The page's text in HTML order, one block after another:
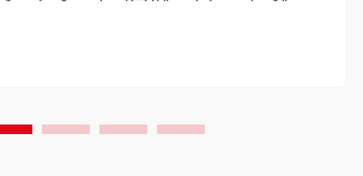
ါသည်။ အိမ်သုံးပစ္စည်းအားလုံးအနက် အိပ်ရာ
သည် အောက်ပါအတိုင်း အထူးသဖြင့်